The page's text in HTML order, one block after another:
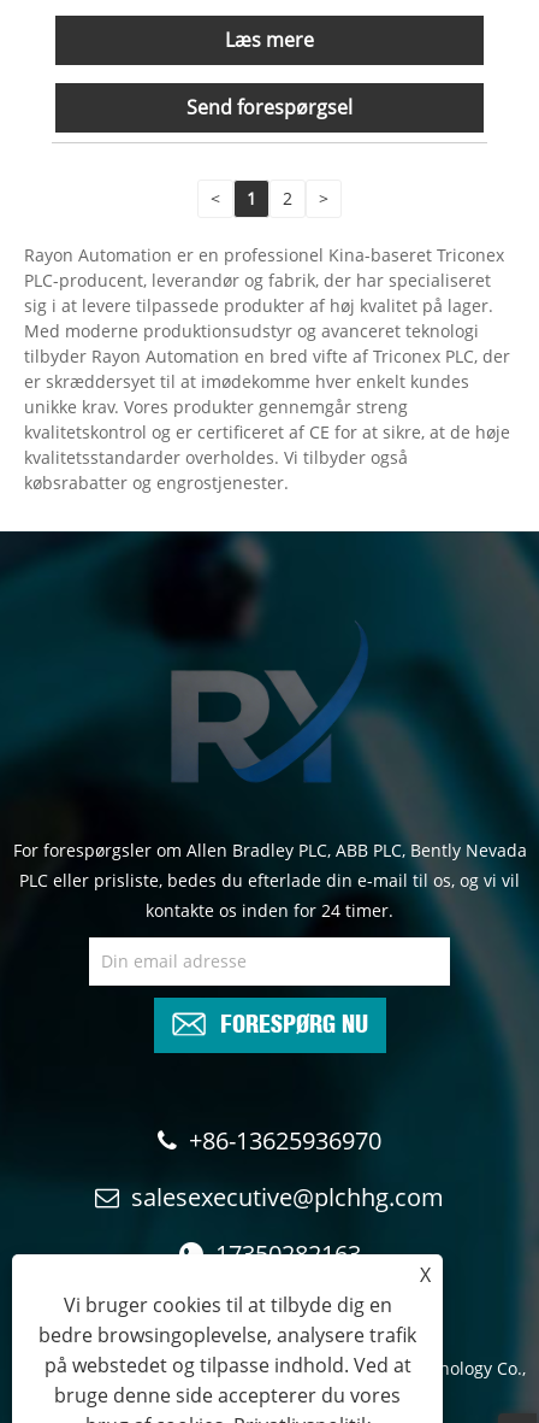
Læs mere
Send forespørgsel
< 1 2 >
Rayon Automation er en professionel Kina-baseret Triconex
PLC-producent, leverandør og fabrik, der har specialiseret
sig i at levere tilpassede produkter af høj kvalitet på lager.
Med moderne produktionsudstyr og avanceret teknologi
tilbyder Rayon Automation en bred vifte af Triconex PLC, der
er skræddersyet til at imødekomme hver enkelt kundes
unikke krav. Vores produkter gennemgår streng
kvalitetskontrol og er certificeret af CE for at sikre, at de høje
kvalitetsstandarder overholdes. Vi tilbyder også
købsrabatter og engrostjenester.
For forespørgsler om Allen Bradley PLC, ABB PLC, Bently Nevada
PLC eller prisliste, bedes du efterlade din e-mail til os, og vi vil
kontakte os inden for 24 timer.
FORESPØRG NU
+86-13625936970
salesexecutive@plchhg.com
17350282163
Copyright © 2024Zhangzhou Rayon Automation Technology Co.,
Ltd.- Alle rettigheder forbeholdes.
X
Vi bruger cookies til at tilbyde dig en
bedre browsingoplevelse, analysere trafik
på webstedet og tilpasse indhold. Ved at
bruge denne side accepterer du vores